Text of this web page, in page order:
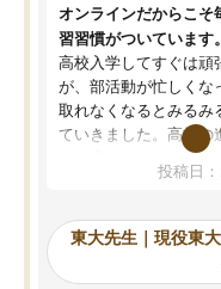
オンラインだからこそ
習習慣がついています。
高校入学してすぐは頑
が、部活動が忙しくな
取れなくなるとみるみ
ていきました。高校の
供も家に帰って勉強の
応を示します。東大
れるので、親としても
使える自習室とかもあ
ところがあれば先生が
投稿日
東大先生｜現役東